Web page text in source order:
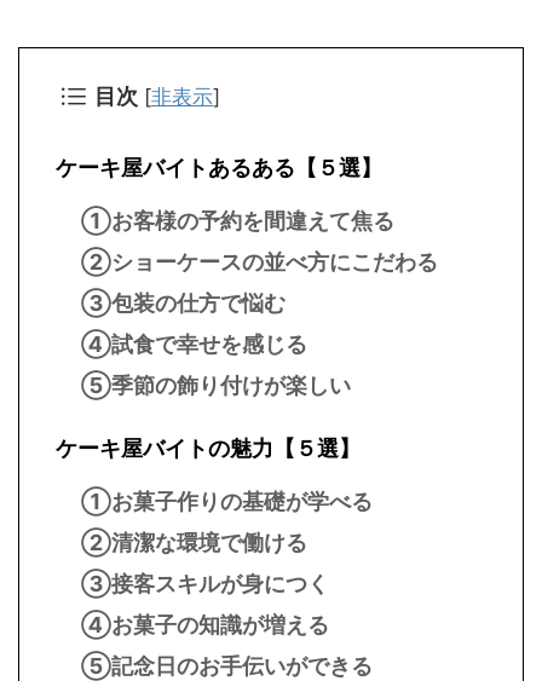
目次 [非表示]
ケーキ屋バイトあるある【５選】
①お客様の予約を間違えて焦る
②ショーケースの並べ方にこだわる
③包装の仕方で悩む
④試食で幸せを感じる
⑤季節の飾り付けが楽しい
ケーキ屋バイトの魅力【５選】
①お菓子作りの基礎が学べる
②清潔な環境で働ける
③接客スキルが身につく
④お菓子の知識が増える
⑤記念日のお手伝いができる